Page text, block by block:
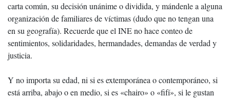
carta común, su decisión unánime o dividida, y mándenle a alguna
organización de familiares de víctimas (dudo que no tengan una
en su geografía). Recuerde que el INE no hace conteo de
sentimientos, solidaridades, hermandades, demandas de verdad y
justicia.
Y no importa su edad, ni si es extemporánea o contemporáneo, si
está arriba, abajo o en medio, si es «chairo» o «fifí», si le gustan